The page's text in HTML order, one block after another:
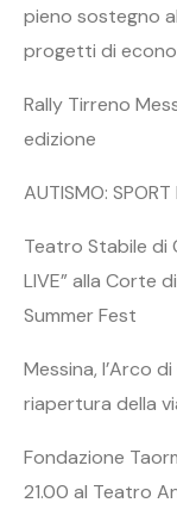
pieno sostegno
progetti di
Rally Tirreno
edizione
AUTISMO: SPORT
Teatro Stabile di
LIVE” alla Corte
Summer Fest
Messina, l’Arco
riapertura della
Fondazione
21.00 al Teatro